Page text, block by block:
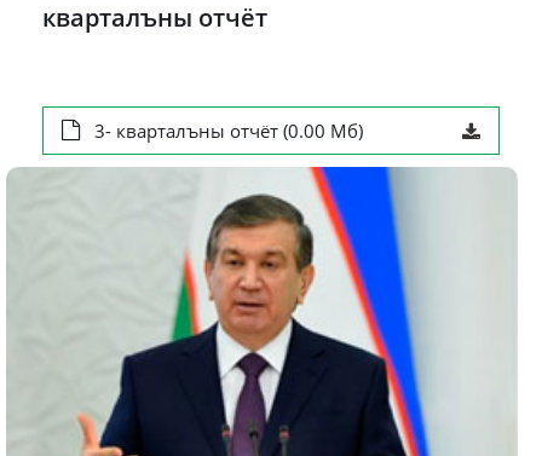
кварталъны отчёт
3- кварталъны отчёт (0.00 Мб)